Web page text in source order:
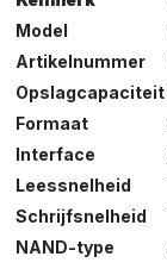
Model
Artikelnummer
Opslagcapaciteit
Formaat
Interface
Leessnelheid
Schrijfsnelheid
NAND-type